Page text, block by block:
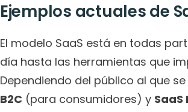
Ejemplos actuales de
El modelo SaaS está en todas
día hasta las herramientas que
Dependiendo del público al que
B2C (para consumidores) y SaaS